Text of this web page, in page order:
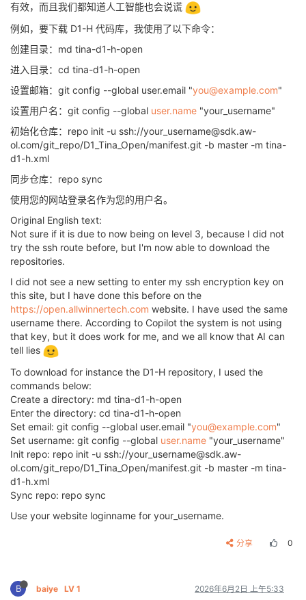
有效，而且我们都知道人工智能也会说谎
例如，要下载 D1-H 代码库，我使用了以下命令：
创建目录：md tina-d1-h-open
进入目录：cd tina-d1-h-open
设置邮箱：git config --global user.email "you@example.com"
设置用户名：git config --global user.name "your_username"
初始化仓库：repo init -u ssh://your_username@sdk.aw-
ol.com/git_repo/D1_Tina_Open/manifest.git -b master -m tina-
d1-h.xml
同步仓库：repo sync
使用您的网站登录名作为您的用户名。
Original English text:
Not sure if it is due to now being on level 3, because I did not
try the ssh route before, but I'm now able to download the
repositories.
I did not see a new setting to enter my ssh encryption key on
this site, but I have done this before on the
https://open.allwinnertech.com website. I have used the same
username there. According to Copilot the system is not using
that key, but it does work for me, and we all know that AI can
tell lies
To download for instance the D1-H repository, I used the
commands below:
Create a directory: md tina-d1-h-open
Enter the directory: cd tina-d1-h-open
Set email: git config --global user.email "you@example.com"
Set username: git config --global user.name "your_username"
Init repo: repo init -u ssh://your_username@sdk.aw-
ol.com/git_repo/D1_Tina_Open/manifest.git -b master -m tina-
d1-h.xml
Sync repo: repo sync
Use your website loginname for your_username.
分享 0
B baiye LV 1 2026年6月2日 上午5:33